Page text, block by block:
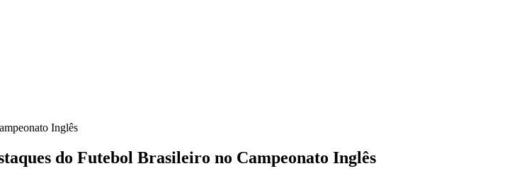
do Futebol Brasileiro no Campeonato Inglês